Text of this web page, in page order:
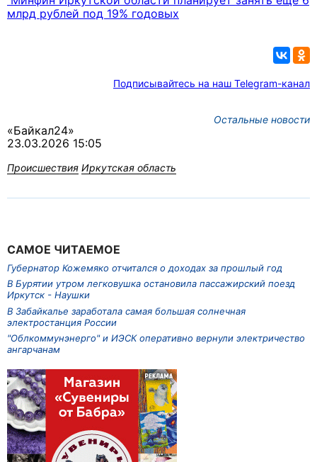
млрд рублей под 19% годовых
Подписывайтесь на наш Telegram-канал
Остальные новости
«Байкал24»
23.03.2026 15:05
Происшествия Иркутская область
САМОЕ ЧИТАЕМОЕ
Губернатор Кожемяко отчитался о доходах за прошлый год
В Бурятии утром легковушка остановила пассажирский поезд
Иркутск - Наушки
В Забайкалье заработала самая большая солнечная
электростанция России
"Облкоммунэнерго" и ИЭСК оперативно вернули электричество
ангарчанам